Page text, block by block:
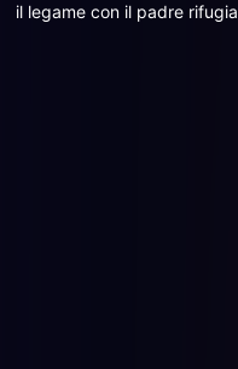
il legame con il padre